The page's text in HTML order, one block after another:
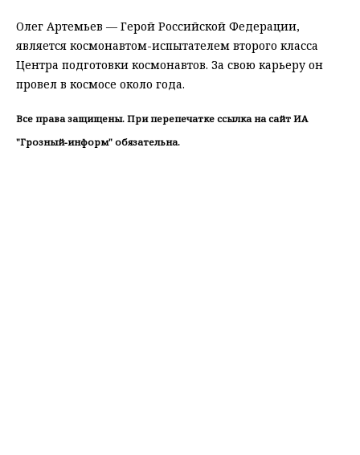
Олег Артемьев — Герой Российской Федерации,
является космонавтом-испытателем второго класса
Центра подготовки космонавтов. За свою карьеру он
провел в космосе около года.
Все права защищены. При перепечатке ссылка на сайт ИА
"Грозный-информ" обязательна.